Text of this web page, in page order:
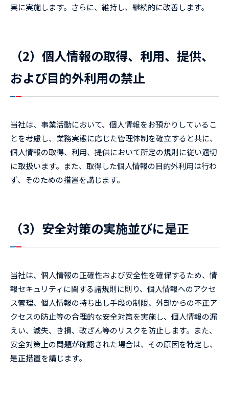
実に実施します。さらに、維持し、継続的に改善します。
（2）個人情報の取得、利用、提供、
および目的外利用の禁止
当社は、事業活動において、個人情報をお預かりしているこ
とを考慮し、業務実態に応じた管理体制を確立すると共に、
個人情報の取得、利用、提供において所定の規則に従い適切
に取扱います。また、取得した個人情報の目的外利用は行わ
ず、そのための措置を講じます。
（3）安全対策の実施並びに是正
当社は、個人情報の正確性および安全性を確保するため、情
報セキュリティに関する諸規則に則り、個人情報へのアクセ
ス管理、個人情報の持ち出し手段の制限、外部からの不正ア
クセスの防止等の合理的な安全対策を実施し、個人情報の漏
えい、滅失、き損、改ざん等のリスクを防止します。また、
安全対策上の問題が確認された場合は、その原因を特定し、
是正措置を講じます。